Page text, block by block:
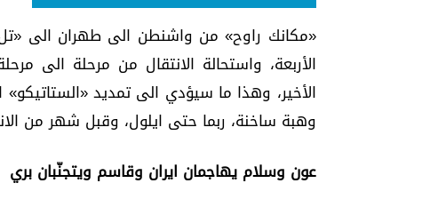
«مكانك راوح» من واشنطن الى طهران الى «تل
الأربعة، واستحالة الانتقال من مرحلة الى
الأخير، وهذا ما سيؤدي الى تمديد
وهبة ساخنة، ربما حتى ايلول، وقبل شهر من
عون وسلام يهاجمان ايران وقاسم ويتجنّبان بري